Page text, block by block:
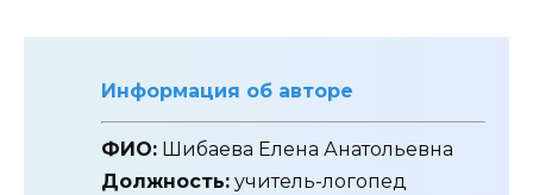
Информация об авторе
ФИО: Шибаева Елена Анатольевна
Должность: учитель-логопед